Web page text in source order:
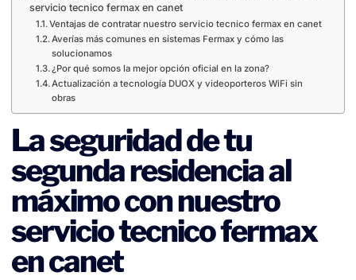
servicio tecnico fermax en canet
Ventajas de contratar nuestro servicio tecnico fermax en canet
Averías más comunes en sistemas Fermax y cómo las
solucionamos
¿Por qué somos la mejor opción oficial en la zona?
Actualización a tecnología DUOX y videoporteros WiFi sin
obras
La seguridad de tu
segunda residencia al
máximo con nuestro
servicio tecnico fermax
en canet